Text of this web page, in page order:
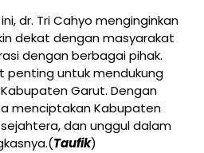
dr. Tri Cahyo menginginkan
dekat dengan masyarakat
dengan berbagai pihak.
penting untuk mendukung
Garut. Dengan
menciptakan Kabupaten
dan unggul dalam
Taufik)